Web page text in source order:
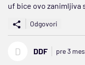
uf bice ovo zanimljiva
Odgovori
D DDF pre 3